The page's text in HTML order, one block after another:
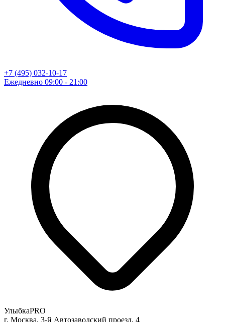
+7 (495) 032-10-17
Ежедневно 09:00 - 21:00
УлыбкаPRO
г. Москва, 3-й Автозаводский проезд, 4